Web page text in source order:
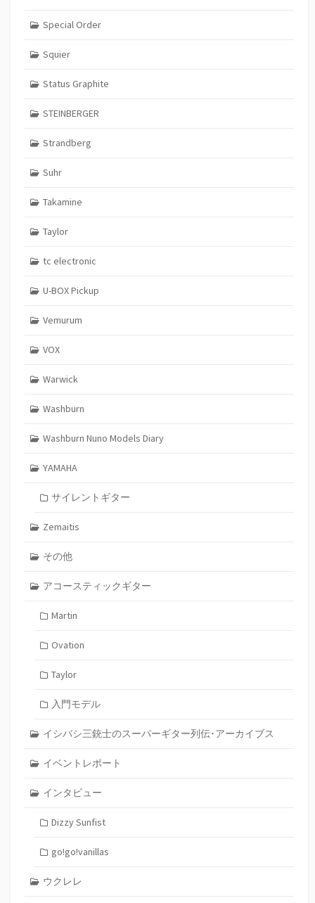
Special Order
Squier
Status Graphite
STEINBERGER
Strandberg
Suhr
Takamine
Taylor
tc electronic
U-BOX Pickup
Vemurum
VOX
Warwick
Washburn
Washburn Nuno Models Diary
YAMAHA
サイレントギター
Zemaitis
その他
アコースティックギター
Martin
Ovation
Taylor
入門モデル
イシバシ三銃士のスーパーギター列伝･アーカイブス
イベントレポート
インタビュー
Dizzy Sunfist
go!go!vanillas
ウクレレ